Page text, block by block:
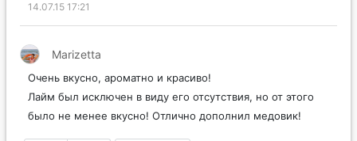
14.07.15 17:21
Marizetta
Очень вкусно, ароматно и красиво!
Лайм был исключен в виду его отсутствия, но от этого
было не менее вкусно! Отлично дополнил медовик!